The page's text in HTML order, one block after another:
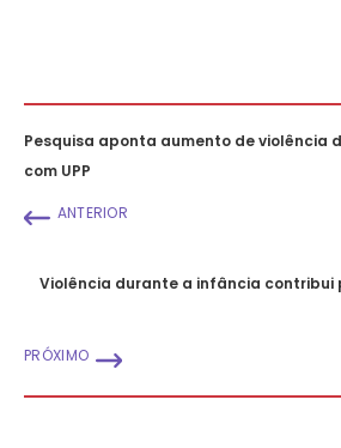
Pesquisa aponta aumento de violência
com UPP
ANTERIOR
Violência durante a infância contribui
PRÓXIMO